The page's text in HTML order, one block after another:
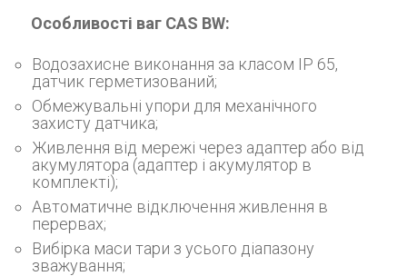
Особливості ваг CAS BW:
Водозахисне виконання за класом IP 65,
датчик герметизований;
Обмежувальні упори для механічного
захисту датчика;
Живлення від мережі через адаптер або від
акумулятора (адаптер і акумулятор в
комплекті);
Автоматичне відключення живлення в
перервах;
Вибірка маси тари з усього діапазону
зважування;